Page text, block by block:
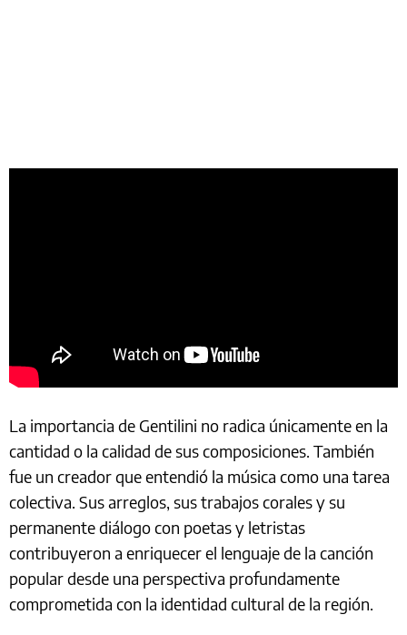
La importancia de Gentilini no radica únicamente en la
cantidad o la calidad de sus composiciones. También
fue un creador que entendió la música como una tarea
colectiva. Sus arreglos, sus trabajos corales y su
permanente diálogo con poetas y letristas
contribuyeron a enriquecer el lenguaje de la canción
popular desde una perspectiva profundamente
comprometida con la identidad cultural de la región.